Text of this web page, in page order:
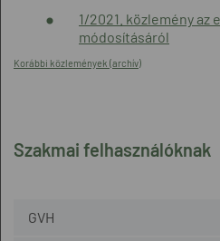
Szakmai felhasználóknak
GVH
1/2021. közlemény az
módosításáról
Korábbi közlemények (archív)